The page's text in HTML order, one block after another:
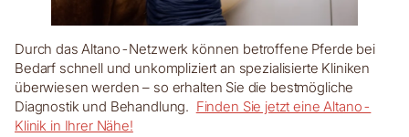
Durch das Altano-Netzwerk können betroffene Pferde bei
Bedarf schnell und unkompliziert an spezialisierte Kliniken
überwiesen werden – so erhalten Sie die bestmögliche
Diagnostik und Behandlung. Finden Sie jetzt eine Altano-
Klinik in Ihrer Nähe!